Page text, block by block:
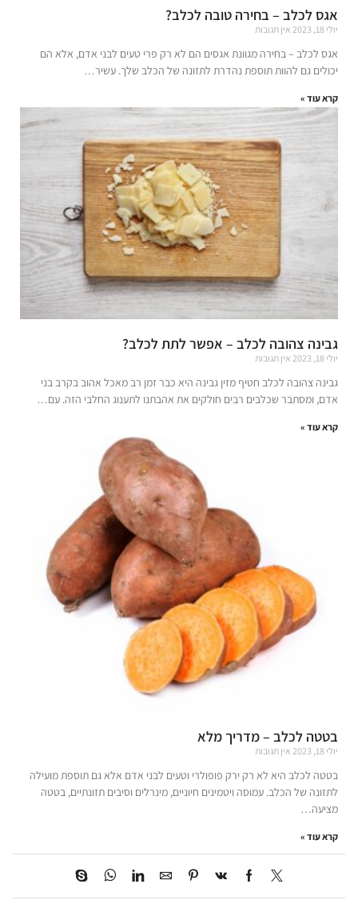
אגס לכלב – בחירה טובה לכלב?
יולי 18, 2023 אין תגובות
אגס לכלב – בחירה מגוונת אגסים הם לא רק פרי טעים לבני אדם, אלא הם
יכולים גם להוות תוספת נהדרת לתזונה של הכלב שלך. עשיר…
קרא עוד »
גבינה צהובה לכלב – אפשר לתת לכלב?
יולי 18, 2023 אין תגובות
גבינה צהובה לכלב חטיף מזין גבינה היא כבר זמן רב מאכל אהוב בקרב בני
אדם, ומסתבר שכלבים רבים חולקים את אהבתנו לתענוג החלבי הזה. עם…
קרא עוד »
בטטה לכלב – מדריך מלא
יולי 18, 2023 אין תגובות
בטטה לכלב היא לא רק ירק פופולרי וטעים לבני אדם אלא גם תוספת מועילה
לתזונה של הכלב. עמוסה ויטמינים חיוניים, מינרלים וסיבים תזונתיים, בטטה
מציעה…
קרא עוד »